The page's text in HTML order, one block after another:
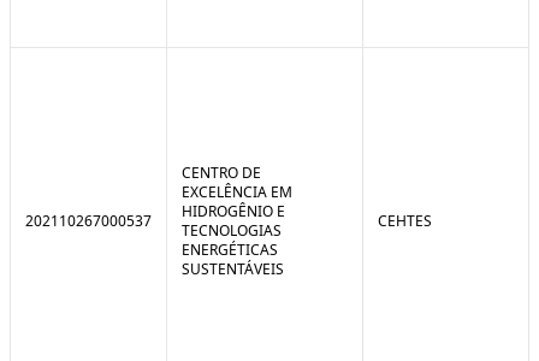
202110267000537
CENTRO DE
EXCELÊNCIA EM
HIDROGÊNIO E
TECNOLOGIAS
ENERGÉTICAS
SUSTENTÁVEIS
CEHTES